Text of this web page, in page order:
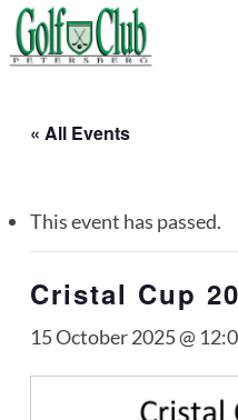
Skip
to
« All Events
This event has passed.
Cristal Cup
15 October 2025 @